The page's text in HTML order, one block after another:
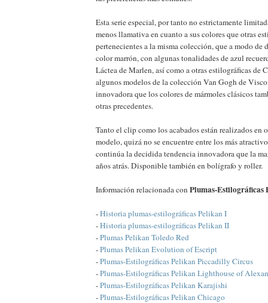
Esta serie especial, por tanto no estrictamente
menos llamativa en cuanto a sus colores que otras
pertenecientes a la misma colección, que a modo de
color marrón, con algunas tonalidades de azul
Láctea de Marlen, así como a otras estilográficas de
algunos modelos de la colección Van Gogh de
innovadora que los colores de mármoles clásicos
otras precedentes.
Tanto el clip como los acabados están realizados en
modelo, quizá no se encuentre entre los más
continúa la decidida tendencia innovadora que la
años atrás. Disponible también en bolígrafo y roller.
Información relacionada con Plumas-Estilográficas
-Historia plumas-estilográficas Pelikan I
-Historia plumas-estilográficas Pelikan II
-Plumas Pelikan Toledo Red
-Plumas Pelikan Evolution of Escript
-Plumas-Estilográficas Pelikan Piccadilly Circus
-Plumas-Estilográficas Pelikan Lighthouse of
-Plumas-Estilográficas Pelikan Karajishi
-Plumas-Estilográficas Pelikan Chicago